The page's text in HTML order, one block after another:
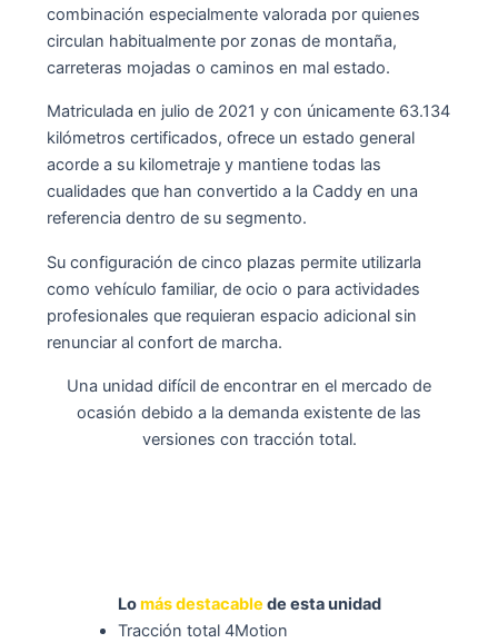
combinación especialmente valorada por quienes
circulan habitualmente por zonas de montaña,
carreteras mojadas o caminos en mal estado.
Matriculada en julio de 2021 y con únicamente 63.134
kilómetros certificados, ofrece un estado general
acorde a su kilometraje y mantiene todas las
cualidades que han convertido a la Caddy en una
referencia dentro de su segmento.
Su configuración de cinco plazas permite utilizarla
como vehículo familiar, de ocio o para actividades
profesionales que requieran espacio adicional sin
renunciar al confort de marcha.
Una unidad difícil de encontrar en el mercado de
ocasión debido a la demanda existente de las
versiones con tracción total.
Lomás destacable de esta unidad
Tracción total 4Motion